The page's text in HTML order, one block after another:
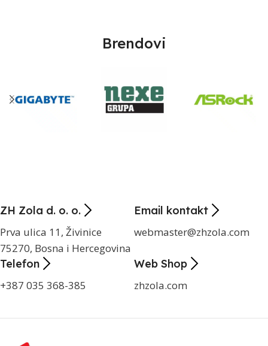
Brendovi
ZH Zola d. o. o.
Prva ulica 11, Živinice
75270, Bosna i Hercegovina
Email kontakt
webmaster@zhzola.com
Telefon
+387 035 368-385
Web Shop
zhzola.com